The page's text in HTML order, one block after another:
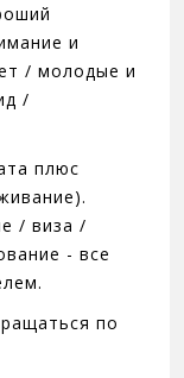
и
/ молодыe и
/
плюс
/ виза /
- все
по